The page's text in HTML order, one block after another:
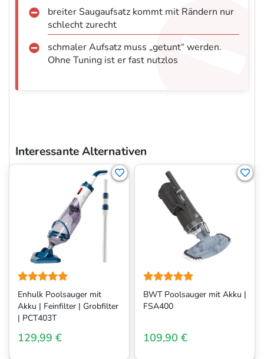
breiter Saugaufsatz kommt mit Rändern nur
schlecht zurecht
schmaler Aufsatz muss „getunt“ werden.
Ohne Tuning ist er fast nutzlos
Interessante Alternativen
Enhulk Poolsauger mit
Akku | Feinfilter | Grobfilter
| PCT403T
129,99 €
BWT Poolsauger mit Akku |
FSA400
109,90 €